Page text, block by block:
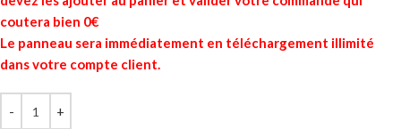
coutera bien 0€
Le panneau sera immédiatement en téléchargement illimité
dans votre compte client.